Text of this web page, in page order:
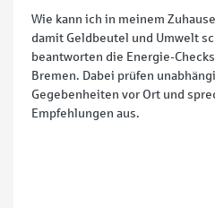
Wie kann ich in meinem
damit Geldbeutel und Umwelt
beantworten die Energie-
Bremen. Dabei prüfen
Gegebenheiten vor Ort und
Empfehlungen aus.